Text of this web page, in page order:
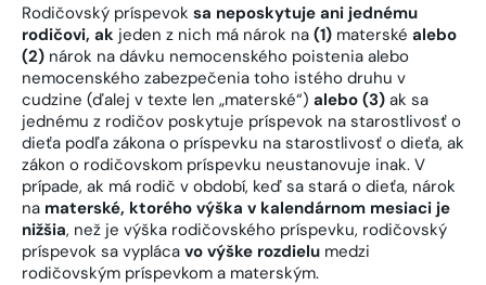
Rodičovský príspevok sa neposkytuje ani jednému
rodičovi, ak jeden z nich má nárok na (1) materské alebo
(2) nárok na dávku nemocenského poistenia alebo
nemocenského zabezpečenia toho istého druhu v
cudzine (ďalej v texte len „materské“) alebo (3) ak sa
jednému z rodičov poskytuje príspevok na starostlivosť o
dieťa podľa zákona o príspevku na starostlivosť o dieťa, ak
zákon o rodičovskom príspevku neustanovuje inak. V
prípade, ak má rodič v období, keď sa stará o dieťa, nárok
na materské, ktorého výška v kalendárnom mesiaci je
nižšia, než je výška rodičovského príspevku, rodičovský
príspevok sa vypláca vo výške rozdielu medzi
rodičovským príspevkom a materským.